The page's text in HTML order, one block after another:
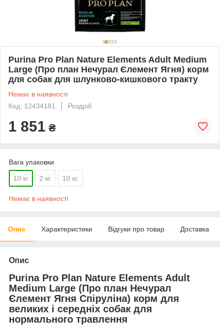
Purina Pro Plan Nature Elements Adult Medium
Large (Про план Нечурал Єлемент Ягня) корм
для собак для шлунково-кишкового тракту
Немає в наявності
Код: 12434181
Роздріб
1 851 ₴
Вага упаковки
10 кг 2 кг. 10 кг.
Немає в наявності
Опис Характеристики Відгуки про товар Доставка
Опис
Purina Pro Plan Nature Elements Adult
Medium Large (Про план Нечурал
Єлемент Ягня Спіруліна) корм для
великих і середніх собак для
нормального травлення